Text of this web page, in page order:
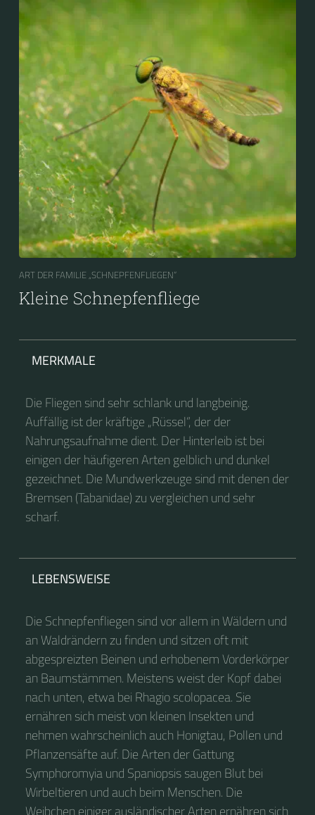
ART DER FAMILIE „SCHNEPFENFLIEGEN“
Kleine Schnepfenfliege
MERKMALE
Die Fliegen sind sehr schlank und langbeinig.
Auffällig ist der kräftige „Rüssel“, der der
Nahrungsaufnahme dient. Der Hinterleib ist bei
einigen der häufigeren Arten gelblich und dunkel
gezeichnet. Die Mundwerkzeuge sind mit denen der
Bremsen (Tabanidae) zu vergleichen und sehr
scharf.
LEBENSWEISE
Die Schnepfenfliegen sind vor allem in Wäldern und
an Waldrändern zu finden und sitzen oft mit
abgespreizten Beinen und erhobenem Vorderkörper
an Baumstämmen. Meistens weist der Kopf dabei
nach unten, etwa bei Rhagio scolopacea. Sie
ernähren sich meist von kleinen Insekten und
nehmen wahrscheinlich auch Honigtau, Pollen und
Pflanzensäfte auf. Die Arten der Gattung
Symphoromyia und Spaniopsis saugen Blut bei
Wirbeltieren und auch beim Menschen. Die
Weibchen einiger ausländischer Arten ernähren sich